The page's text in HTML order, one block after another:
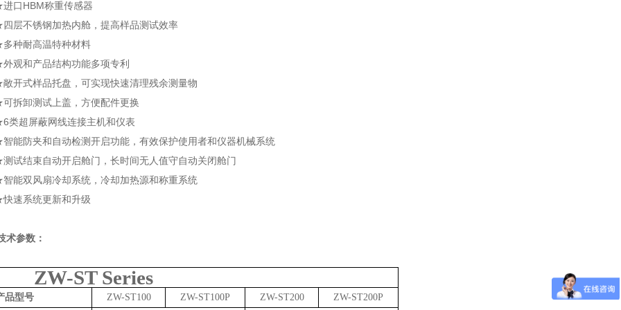
口HBM称重传感器
层不锈钢加热内舱，提高样品测试效率
种耐高温特种材料
观和产品结构功能多项专利
开式样品托盘，可实现快速清理残余测量物
拆卸测试上盖，方便配件更换
超屏蔽网线连接主机和仪表
能防夹和自动检测开启功能，有效保护使用者和仪器机械系统
试结束自动开启舱门，长时间无人值守自动关闭舱门
能双风扇冷却系统，冷却加热源和称重系统
速系统更新和升级
参数：
ZW-ST Series
品型号 ZW-ST100 ZW-ST100P ZW-ST200
ZW-ST200P